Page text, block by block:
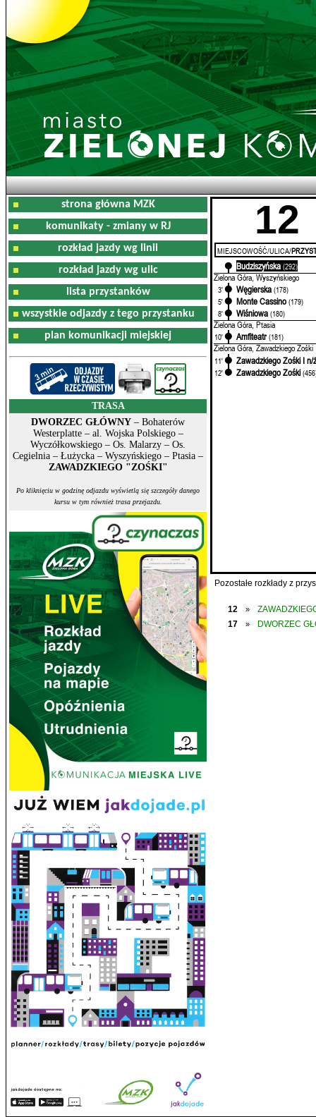
strona główna MZK
komunikaty - zmiany w RJ
rozkład jazdy wg linii
rozkład jazdy wg ulic
lista przystanków
wszystkie odjazdy z tego przystanku
plan komunikacji miejskiej
TRASA
DWORZEC GŁÓWNY – Bohaterów
Westerplatte – al. Wojska Polskiego –
Wyczółkowskiego – Os. Malarzy – Os.
Cegielnia – Łużycka – Wyszyńskiego – Ptasia –
ZAWADZKIEGO "ZOŚKI"
Po kliknięciu w godzinę odjazdu wyświetlą się szczegóły danego
kursu w tym również trasa przejazdu.
12
MIEJSCOWOŚĆ/ULICA/
Budziszyńska (292)
Zielona Góra, Wyszyńskiego
3' Węgierska (178)
5'
Monte Cassino (179)
8'
Wiśniowa (180)
Zielona Góra, Ptasia
10' Amfiteatr (181)
Zielona Góra, Zawadzkiego Zośki
11' Zawadzkiego Zośki I n/
12' Zawadzkiego Zośki
Pozostałe rozkłady z
12 »
17
» DWORZEC